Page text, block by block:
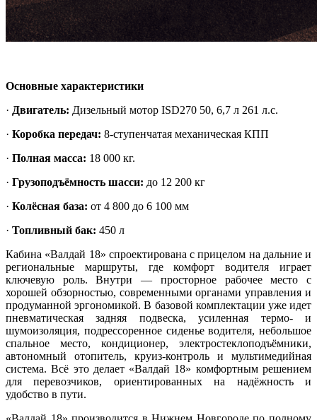
Основные характеристики
· Двигатель: Дизельный мотор ISD270 50, 6,7 л 261 л.с.
· Коробка передач: 8-ступенчатая механическая КПП
· Полная масса: 18 000 кг.
· Грузоподъёмность шасси: до 12 200 кг
· Колёсная база: от 4 800 до 6 100 мм
· Топливный бак: 450 л
Кабина «Валдай 18» спроектирована с прицелом на дальние и
региональные маршруты, где комфорт водителя играет
ключевую роль. Внутри — просторное рабочее место с
хорошей обзорностью, современными органами управления и
продуманной эргономикой. В базовой комплектации уже идет
пневматическая задняя подвеска, усиленная термо- и
шумоизоляция, подрессоренное сиденье водителя, небольшое
спальное место, кондиционер, электростеклоподъёмники,
автономный отопитель, круиз-контроль и мультимедийная
система. Всё это делает «Валдай 18» комфортным решением
для перевозчиков, ориентированных на надёжность и
удобство в пути.